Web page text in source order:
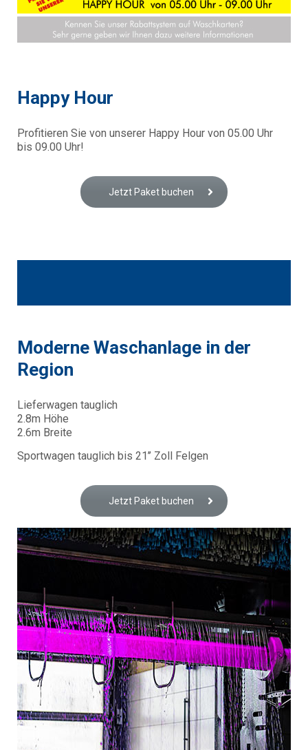
Happy Hour
Profitieren Sie von unserer Happy Hour von 05.00 Uhr
bis 09.00 Uhr!
Jetzt Paket buchen
Moderne Waschanlage in der
Region
Lieferwagen tauglich
2.8m Höhe
2.6m Breite
Sportwagen tauglich bis 21’’ Zoll Felgen
Jetzt Paket buchen